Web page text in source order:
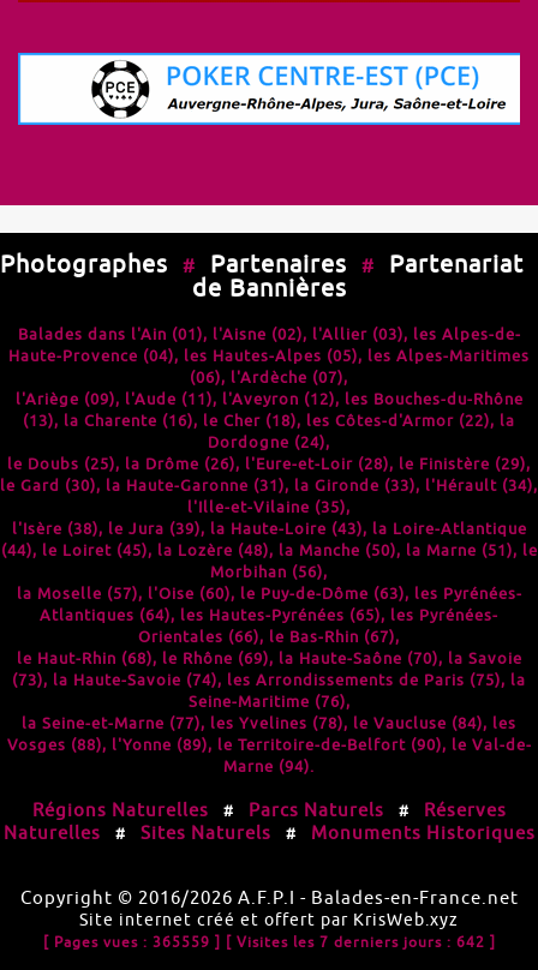
Photographes # Partenaires # Partenariat
de Bannières
Balades dans l'Ain (01), l'Aisne (02), l'Allier (03), les Alpes-de-
Haute-Provence (04), les Hautes-Alpes (05), les Alpes-Maritimes
(06), l'Ardèche (07),
l'Ariège (09), l'Aude (11), l'Aveyron (12), les Bouches-du-Rhône
(13), la Charente (16), le Cher (18), les Côtes-d'Armor (22), la
Dordogne (24),
le Doubs (25), la Drôme (26), l'Eure-et-Loir (28), le Finistère (29),
le Gard (30), la Haute-Garonne (31), la Gironde (33), l'Hérault (34),
l'Ille-et-Vilaine (35),
l'Isère (38), le Jura (39), la Haute-Loire (43), la Loire-Atlantique
(44), le Loiret (45), la Lozère (48), la Manche (50), la Marne (51), le
Morbihan (56),
la Moselle (57), l'Oise (60), le Puy-de-Dôme (63), les Pyrénées-
Atlantiques (64), les Hautes-Pyrénées (65), les Pyrénées-
Orientales (66), le Bas-Rhin (67),
le Haut-Rhin (68), le Rhône (69), la Haute-Saône (70), la Savoie
(73), la Haute-Savoie (74), les Arrondissements de Paris (75), la
Seine-Maritime (76),
la Seine-et-Marne (77), les Yvelines (78), le Vaucluse (84), les
Vosges (88), l'Yonne (89), le Territoire-de-Belfort (90), le Val-de-
Marne (94).
Régions Naturelles # Parcs Naturels #
Réserves
Naturelles # Sites Naturels # Monuments Historiques
Copyright © 2016/2026 A.F.P.I - Balades-en-France.net
Site internet créé et offert par KrisWeb.xyz
[ Pages vues : 365559 ] [ Visites les 7 derniers jours : 642 ]